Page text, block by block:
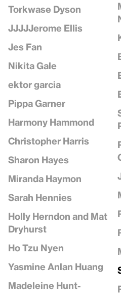
Torkwase Dyson
JJJJJerome Ellis
Jes Fan
Nikita Gale
ektor garcia
Pippa Garner
Harmony Hammond
Christopher Harris
Sharon Hayes
Miranda Haymon
Sarah Hennies
Holly Herndon and Mat
Dryhurst
Ho Tzu Nyen
Yasmine Anlan Huang
Madeleine Hunt-